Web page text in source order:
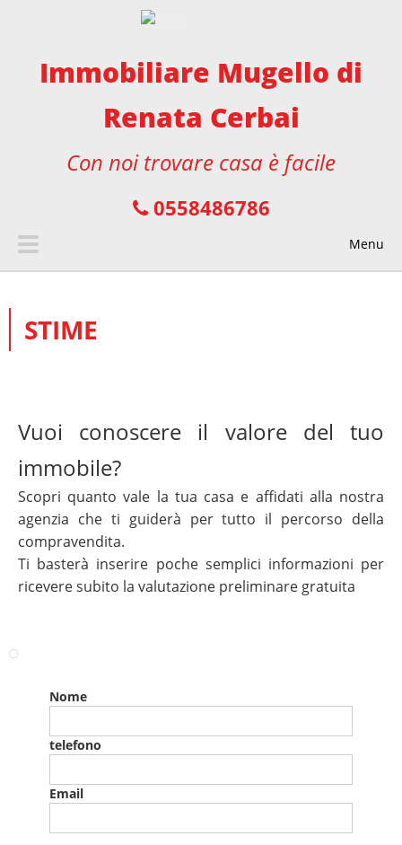
Immobiliare Mugello di
Renata Cerbai
Con noi trovare casa è facile
0558486786
Menu
STIME
Vuoi conoscere il valore del tuo
immobile?
Scopri quanto vale la tua casa e affidati alla nostra
agenzia che ti guiderà per tutto il percorso della
compravendita.
Ti basterà inserire poche semplici informazioni per
ricevere subito la valutazione preliminare gratuita
Nome
telefono
Email